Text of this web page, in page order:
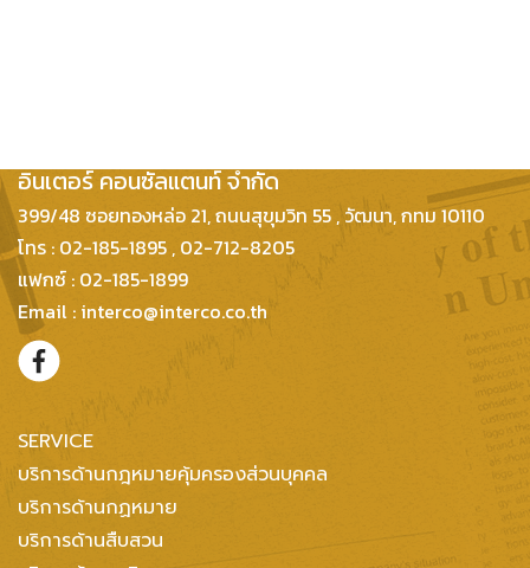
อินเตอร์ คอนซัลแตนท์ จำกัด
399/48 ซอยทองหล่อ 21, ถนนสุขุมวิท 55 , วัฒนา, กทม 10110
โทร : 02-185-1895 , 02-712-8205
แฟกซ์ : 02-185-1899
Email : interco@interco.co.th
SERVICE
บริการด้านกฎหมายคุ้มครองส่วนบุคคล
บริการด้านกฏหมาย
บริการด้านสืบสวน